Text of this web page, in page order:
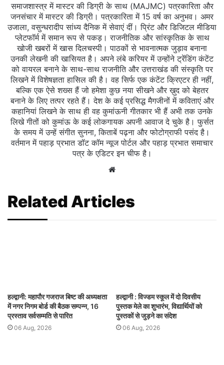
समाजशास्त्र में मास्टर की डिग्री के साथ (MAJMC) पत्रकारिता और
जनसंचार में मास्टर की डिग्री। पत्रकारिता में 15 वर्ष का अनुभव। अमर
उजाला, वसुन्धरादीप सांध्य दैनिक में सेवाएं दीं। प्रिंट और डिजिटल मीडिया
प्लेटफॉर्म में समान रूप से पकड़। राजनीतिक और सांस्कृतिक के साथ
खोजी खबरों में खास दिलचस्‍पी। पाठकों से भावनात्मक जुड़ाव बनाना
उनकी लेखनी की खासियत है। अपने लंबे करियर में उन्होंने ट्रेंडिंग कंटेंट
को वायरल बनाने के साथ-साथ राजनीति और उत्तराखंड की संस्कृति पर
लिखने में विशेषज्ञता हासिल की है। वह सिर्फ एक कंटेंट क्रिएटर ही नहीं,
बल्कि एक ऐसे शख्स हैं जो हमेशा कुछ नया सीखने और ख़ुद को बेहतर
बनाने के लिए तत्पर रहते हैं। देश के कई प्रसिद्ध मैगजीनों में कविताएं और
कहानियां लिखने के साथ ही वह कुमांऊनी गीतकार भी हैं अभी तक उनके
लिखे गीतों को कुमांऊ के कई लोकगायक अपनी आवाज दे चुके है। फुर्सत
के समय में उन्हें संगीत सुनना, किताबें पढ़ना और फोटोग्राफी पसंद है।
वर्तमान में पहाड़ प्रभात डॉट कॉम न्यूज पोर्टल और पहाड़ प्रभात समाचार
पत्र के एडिटर इन चीफ है।
Website
Related Articles
हल्द्वानी: महापौर गजराज बिष्ट की अध्यक्षता
में नगर निगम बोर्ड की बैठक सम्पन्न, 16
प्रस्ताव सर्वसम्मति से पारित
06 Aug, 2026
हल्द्वानी : विज्डम स्कूल में दो दिवसीय
पुस्तक मेले का शुभारंभ, विद्यार्थियों को
पुस्तकों से जुड़ने का संदेश
06 Aug, 2026